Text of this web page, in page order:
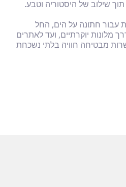
שילוב של היסטוריה וטבע.
עבור חתונה על הים, החל
מלונות יוקרתיים, ועד לאתרים
מבטיחה חוויה בלתי נשכחת